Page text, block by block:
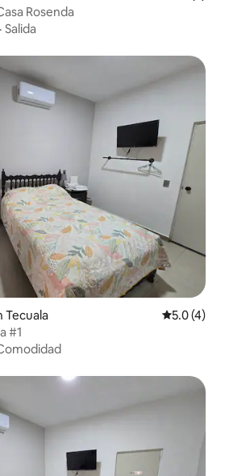
Rosenda
· Salida
Tecuala
5.0 (4)
#1